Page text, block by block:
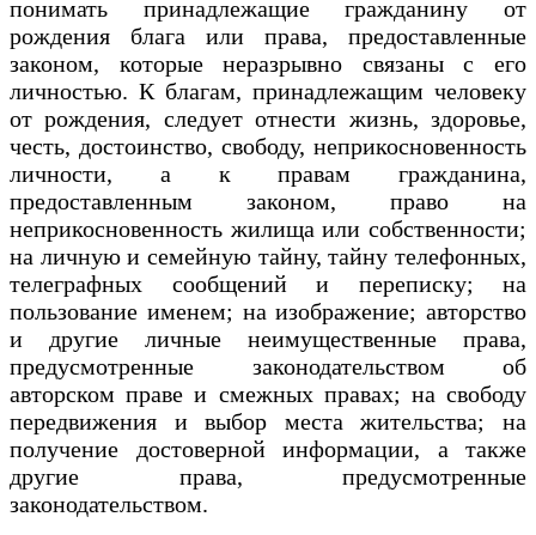
понимать принадлежащие гражданину от
рождения блага или права, предоставленные
законом, которые неразрывно связаны с его
личностью. К благам, принадлежащим человеку
от рождения, следует отнести жизнь, здоровье,
честь, достоинство, свободу, неприкосновенность
личности, а к правам гражданина,
предоставленным законом, право на
неприкосновенность жилища или собственности;
на личную и семейную тайну, тайну телефонных,
телеграфных сообщений и переписку; на
пользование именем; на изображение; авторство
и другие личные неимущественные права,
предусмотренные законодательством об
авторском праве и смежных правах; на свободу
передвижения и выбор места жительства; на
получение достоверной информации, а также
другие права, предусмотренные
законодательством.